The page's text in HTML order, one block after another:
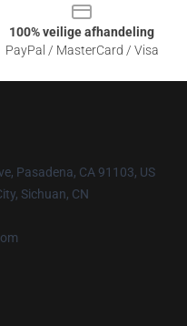
100% veilige afhandeling
PayPal / MasterCard / Visa
Pasadena, CA 91103, US
Sichuan, CN